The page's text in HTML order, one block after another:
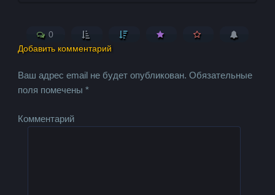
0
Добавить комментарий
Ваш адрес email не будет опубликован. Обязательные
поля помечены*
Комментарий